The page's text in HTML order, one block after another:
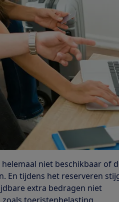
niet beschikbaar of
En tijdens het reserveren
extra bedragen niet